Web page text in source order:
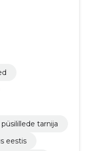
püsilillede tarnija
eestis